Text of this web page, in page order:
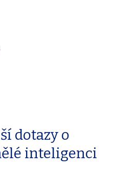
z pohledu
dotazy o
inteligenci